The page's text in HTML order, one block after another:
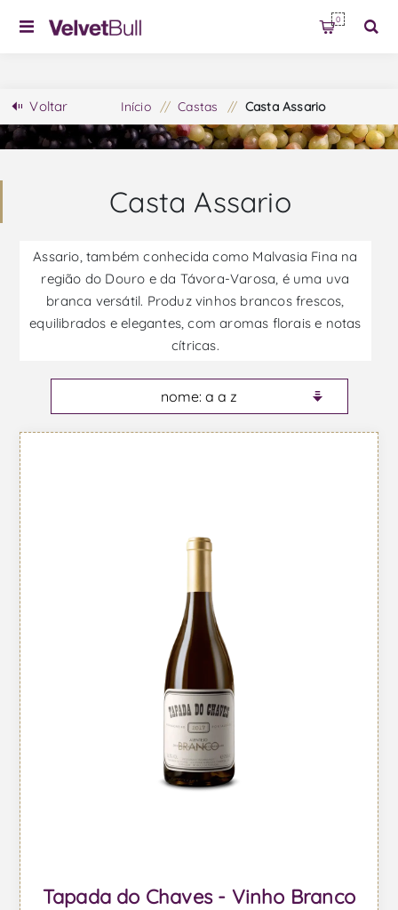
0
Voltar Início / Castas / Casta Assario
Casta Assario
Assario, também conhecida como Malvasia Fina na
região do Douro e da Távora-Varosa, é uma uva
branca versátil. Produz vinhos brancos frescos,
equilibrados e elegantes, com aromas florais e notas
cítricas.
Tapada do Chaves - Vinho Branco